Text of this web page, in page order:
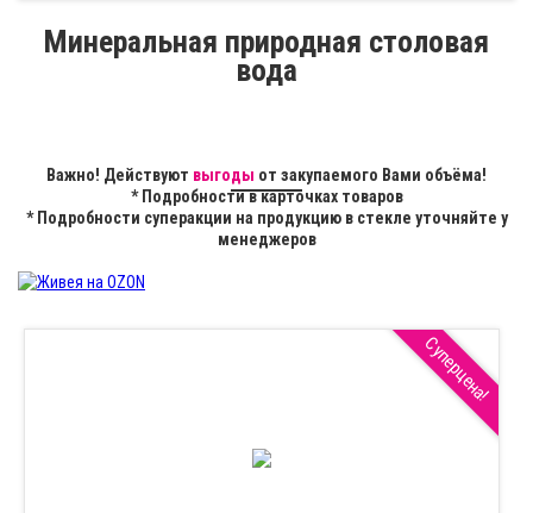
Минеральная природная столовая
вода
Важно! Действуют выгоды от закупаемого Вами объёма!
* Подробности в карточках товаров
* Подробности суперакции на продукцию в стекле уточняйте у
менеджеров
Суперцена!